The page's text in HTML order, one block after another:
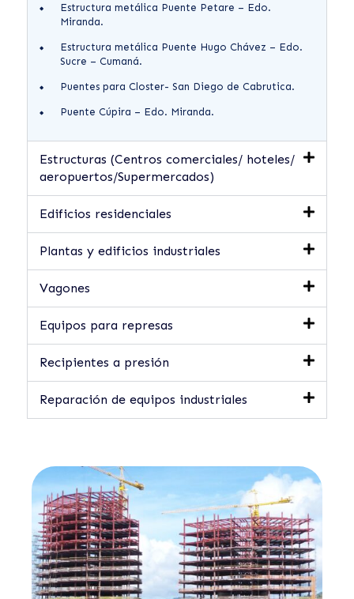
Estructura metálica Puente Petare – Edo.
Miranda.
Estructura metálica Puente Hugo Chávez – Edo.
Sucre – Cumaná.
Puentes para Closter- San Diego de Cabrutica.
Puente Cúpira – Edo. Miranda.
Estructuras (Centros comerciales/ hoteles/
aeropuertos/Supermercados)
Edificios residenciales
Plantas y edificios industriales
Vagones
Equipos para represas
Recipientes a presión
Reparación de equipos industriales